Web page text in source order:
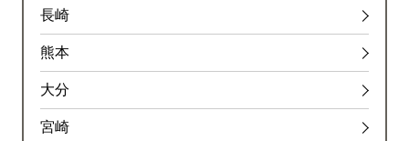
１車線規制
工事
長崎
熊本
大分
宮崎